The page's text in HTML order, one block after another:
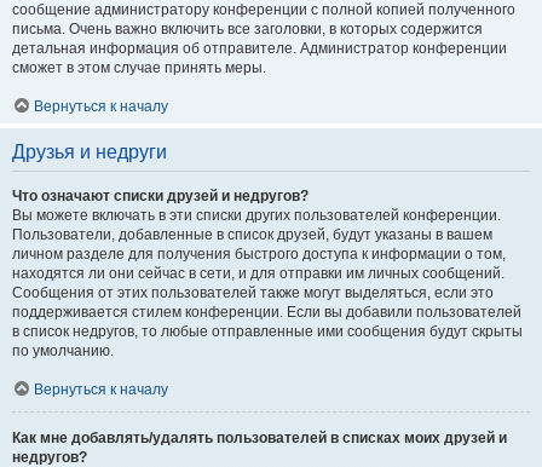
сообщение администратору конференции с полной копией полученного
письма. Очень важно включить все заголовки, в которых содержится
детальная информация об отправителе. Администратор конференции
сможет в этом случае принять меры.
Вернуться к началу
Друзья и недруги
Что означают списки друзей и недругов?
Вы можете включать в эти списки других пользователей конференции.
Пользователи, добавленные в список друзей, будут указаны в вашем
личном разделе для получения быстрого доступа к информации о том,
находятся ли они сейчас в сети, и для отправки им личных сообщений.
Сообщения от этих пользователей также могут выделяться, если это
поддерживается стилем конференции. Если вы добавили пользователей
в список недругов, то любые отправленные ими сообщения будут скрыты
по умолчанию.
Вернуться к началу
Как мне добавлять/удалять пользователей в списках моих друзей и
недругов?